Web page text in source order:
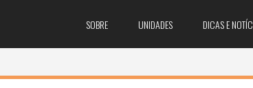
SOBRE UNIDADES DICAS E